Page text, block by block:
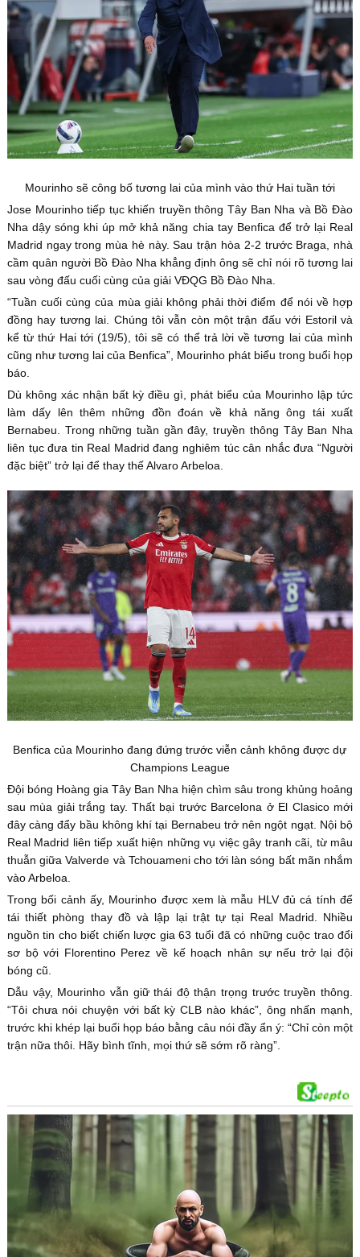
Mourinho sẽ công bố tương lai của mình vào thứ Hai tuần tới
Jose Mourinho tiếp tục khiến truyền thông Tây Ban Nha và Bồ Đào
Nha dậy sóng khi úp mở khả năng chia tay Benfica để trở lại Real
Madrid ngay trong mùa hè này. Sau trận hòa 2-2 trước Braga, nhà
cầm quân người Bồ Đào Nha khẳng định ông sẽ chỉ nói rõ tương lai
sau vòng đấu cuối cùng của giải VĐQG Bồ Đào Nha.
“Tuần cuối cùng của mùa giải không phải thời điểm để nói về hợp
đồng hay tương lai. Chúng tôi vẫn còn một trận đấu với Estoril và
kể từ thứ Hai tới (19/5), tôi sẽ có thể trả lời về tương lai của mình
cũng như tương lai của Benfica”, Mourinho phát biểu trong buổi họp
báo.
Dù không xác nhận bất kỳ điều gì, phát biểu của Mourinho lập tức
làm dấy lên thêm những đồn đoán về khả năng ông tái xuất
Bernabeu. Trong những tuần gần đây, truyền thông Tây Ban Nha
liên tục đưa tin Real Madrid đang nghiêm túc cân nhắc đưa “Người
đặc biệt” trở lại để thay thế Alvaro Arbeloa.
Benfica của Mourinho đang đứng trước viễn cảnh không được dự
Champions League
Đội bóng Hoàng gia Tây Ban Nha hiện chìm sâu trong khủng hoảng
sau mùa giải trắng tay. Thất bại trước Barcelona ở El Clasico mới
đây càng đẩy bầu không khí tại Bernabeu trở nên ngột ngạt. Nội bộ
Real Madrid liên tiếp xuất hiện những vụ việc gây tranh cãi, từ mâu
thuẫn giữa Valverde và Tchouameni cho tới làn sóng bất mãn nhắm
vào Arbeloa.
Trong bối cảnh ấy, Mourinho được xem là mẫu HLV đủ cá tính để
tái thiết phòng thay đồ và lập lại trật tự tại Real Madrid. Nhiều
nguồn tin cho biết chiến lược gia 63 tuổi đã có những cuộc trao đổi
sơ bộ với Florentino Perez về kế hoạch nhân sự nếu trở lại đội
bóng cũ.
Dẫu vậy, Mourinho vẫn giữ thái độ thận trọng trước truyền thông.
“Tôi chưa nói chuyện với bất kỳ CLB nào khác”, ông nhấn mạnh,
trước khi khép lại buổi họp báo bằng câu nói đầy ẩn ý: “Chỉ còn một
trận nữa thôi. Hãy bình tĩnh, mọi thứ sẽ sớm rõ ràng”.